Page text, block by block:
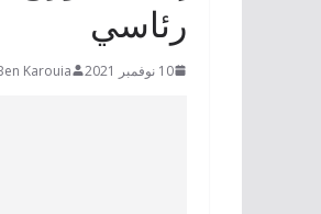
رئاسي
10 نوفمبر 2021 Karouia